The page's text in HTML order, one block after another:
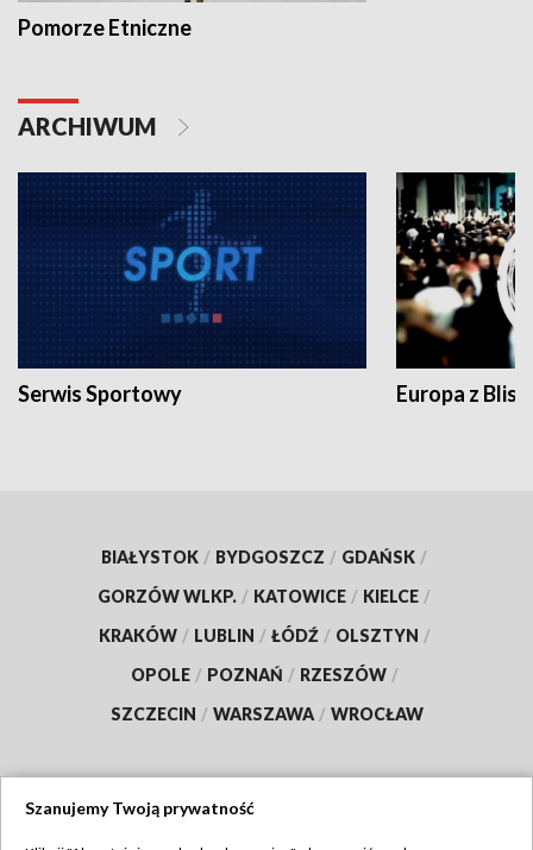
Pomorze Etniczne
ARCHIWUM
Serwis Sportowy Europa z
BIAŁYSTOK / BYDGOSZCZ / GDAŃSK /
GORZÓW WLKP. / KATOWICE / KIELCE /
KRAKÓW / LUBLIN / ŁÓDŹ / OLSZTYN /
OPOLE / POZNAŃ / RZESZÓW /
SZCZECIN / WARSZAWA / WROCŁAW
Szanujemy Twoją prywatność